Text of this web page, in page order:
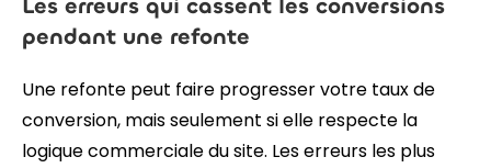
Les erreurs qui cassent les conversions
pendant une refonte
Une refonte peut faire progresser votre taux de
conversion, mais seulement si elle respecte la
logique commerciale du site. Les erreurs les plus